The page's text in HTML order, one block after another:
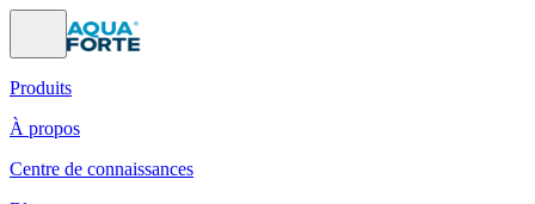
Produits
À propos
Centre de connaissances